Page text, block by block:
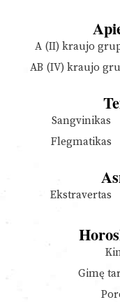
A (II) kraujo
AB (IV) kraujo
Sangvinikas
Flegmatikas
Ekstravertas
Gimę